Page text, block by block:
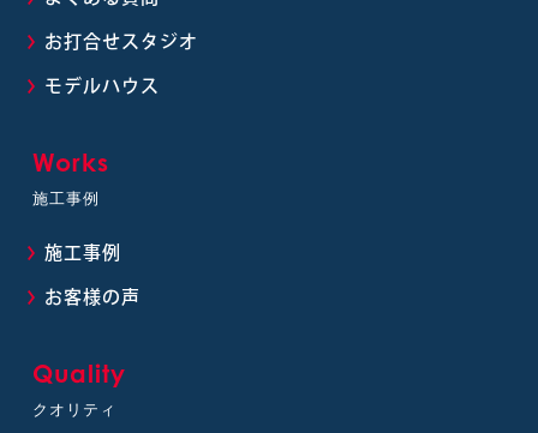
お打合せスタジオ
モデルハウス
Works
施工事例
施工事例
お客様の声
Quality
クオリティ